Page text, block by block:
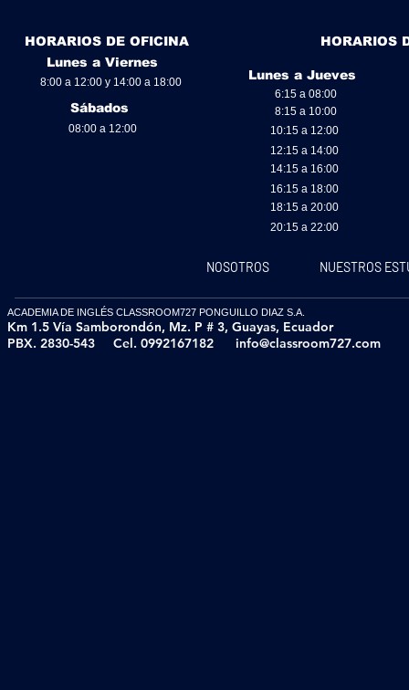
HORARIOS DE OFICINA
Lunes a Viernes
8:00 a 12:00 y 14:00 a 18:00
Sábados
08:00 a 12:00
HORARIOS
Lunes a Jueves
6:15 a 08:00
8:15 a 10:00
10:15 a 12:00
12:15 a 14:00
14:15 a 16:00
16:15 a 18:00
18:15 a 20:00
20:15 a 22:00
NOSOTROS NUESTROS
ACADEMIA DE INGLÉS CLASSROOM727 PONGUILLO DIAZ S.A.
Km 1.5 Vía Samborondón, Mz. P # 3, Guayas, Ecuador
PBX. 2830-543 Cel. 0992167182 info@classroom727.com